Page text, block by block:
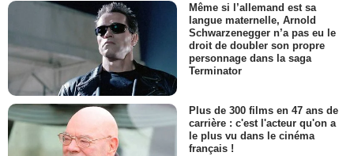
Même si l’allemand est sa
langue maternelle, Arnold
Schwarzenegger n’a pas eu le
droit de doubler son propre
personnage dans la saga
Terminator
Plus de 300 films en 47 ans de
carrière : c'est l'acteur qu'on a
le plus vu dans le cinéma
français !